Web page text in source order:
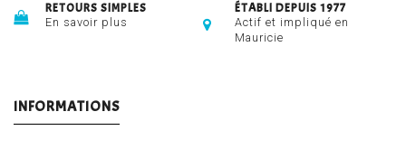
RETOURS SIMPLES
En savoir plus
ÉTABLI DEPUIS 1977
Actif et impliqué en
Mauricie
INFORMATIONS